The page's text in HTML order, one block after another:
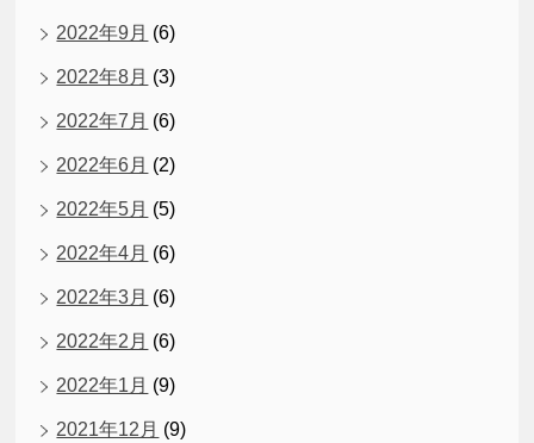
2022年9月 (6)
2022年8月 (3)
2022年7月 (6)
2022年6月 (2)
2022年5月 (5)
2022年4月 (6)
2022年3月 (6)
2022年2月 (6)
2022年1月 (9)
2021年12月 (9)